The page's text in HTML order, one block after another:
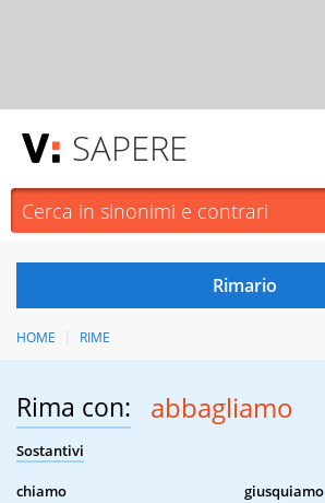
SAPERE
HOME RIME
Rima con: abbagliamo
Sostantivi
chiamo
giusquiamo